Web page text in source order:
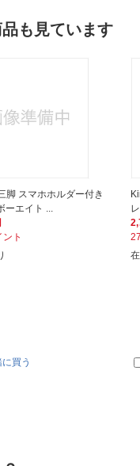
も見ています
スマホホルダー付き
ーエイト ...
ト
買う